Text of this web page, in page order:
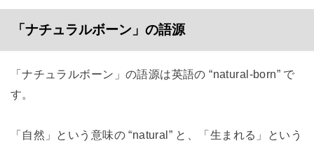
「ナチュラルボーン」の語源
「ナチュラルボーン」の語源は英語の “natural‐born” で
す。
「自然」という意味の “natural” と、「生まれる」という